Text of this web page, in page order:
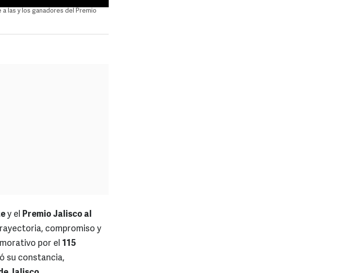
a las y los ganadores del Premio
y el Premio Jalisco al
compromiso y
por el 115
su constancia,